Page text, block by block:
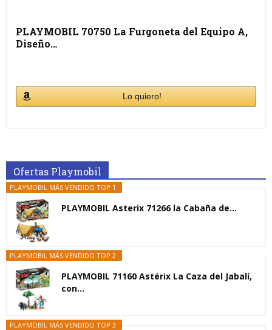
PLAYMOBIL 70750 La Furgoneta del Equipo A,
Diseño…
Lo quiero!
Ofertas Playmobil
PLAYMOBIL MÁS VENDIDO TOP 1
PLAYMOBIL Asterix 71266 la Cabaña de...
PLAYMOBIL MÁS VENDIDO TOP 2
PLAYMOBIL 71160 Astérix La Caza del Jabalí,
con...
PLAYMOBIL MÁS VENDIDO TOP 3